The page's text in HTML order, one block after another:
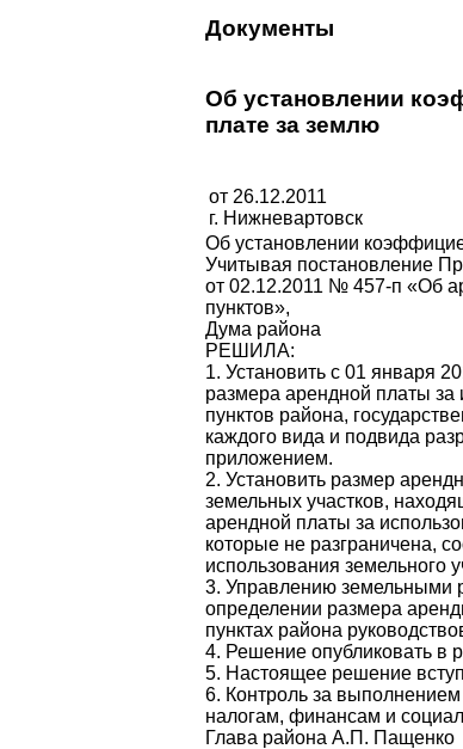
Документы
Об установлении
плате за землю
от 26.12.2011
г. Нижневартовск
Об установлении
Учитывая постановление
от 02.12.2011 № 457-п «Об
пунктов»,
Дума района
РЕШИЛА:
1. Установить с 01 января
размера арендной платы за
пунктов района,
каждого вида и подвида
приложением.
2. Установить размер
земельных участков,
арендной платы за
которые не разграничена,
использования земельного
3. Управлению земельными
определении размера
пунктах района
4. Решение опубликовать в
5. Настоящее решение
6. Контроль за
налогам, финансам и
Глава района А.П. Пащенко